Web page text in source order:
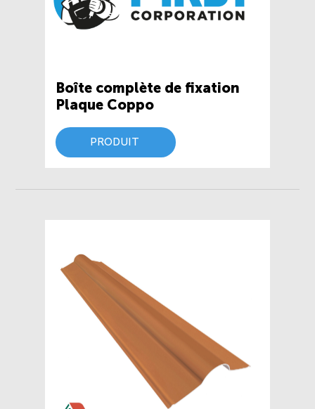
Boîte complète de fixation
Plaque Coppo
PRODUIT